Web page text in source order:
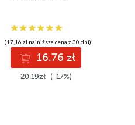
(17,16 zł najniższa cena z 30 dni)
16.76 zł
20.19zł (-17%)